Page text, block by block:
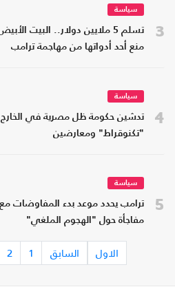
3
سياسة
تسلم 5 ملايين دولار.. البيت
منع أحد أدواتها من مهاجمة ترامب
4
سياسة
تدشين حكومة ظل مصرية في الخارج
"تكنوقراط" ومعارضين
5
سياسة
ترامب يحدد موعد بدء المفاوضات
مفاجأة حول "الهجوم الملغي"
الاول السابق 1
2